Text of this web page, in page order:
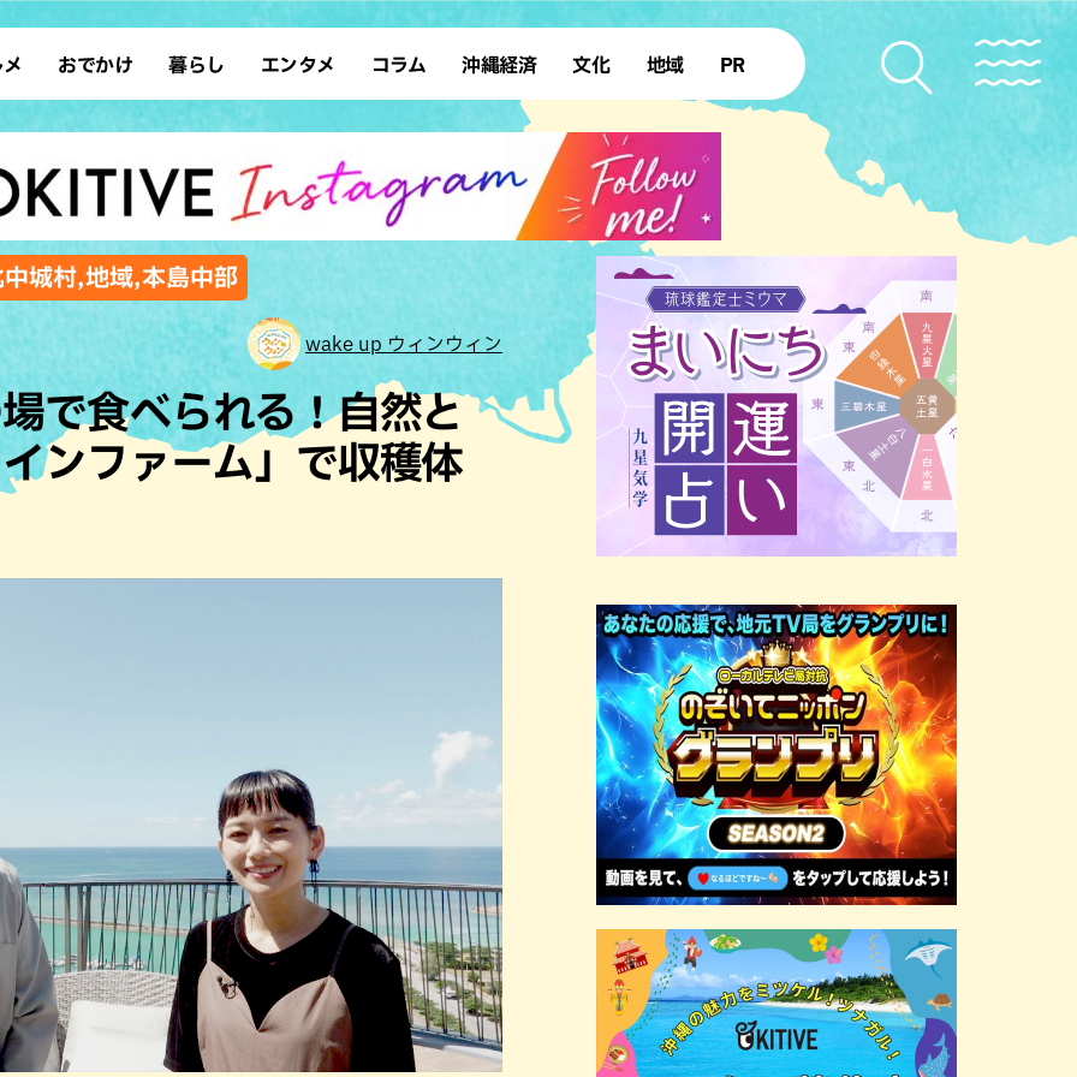
ン 沖縄そば
ウト カフェ
和食・日本料理
理 アジア・エスニック
フレンチ
・焼肉 焼鳥・串料理
肉料理 居酒屋・バー
イキング
おでかけ
デート ドライブ
散歩 ソロ活
歴史
アート
ホテル
サウナ 公園
沖縄の海
暮らし
レシピ SDGs
ファッション ローカルニュース
沖縄移住 沖縄旧暦行事
エンタメ
スポーツ 占い
タレント・芸人 テレビ
コラム 沖縄経済 文化
復帰50年
地域
本島北部
本島南部 先島諸島
北部離島
PR
城村,地域,本島中部
wake up ウィンウィン
で食べられる！自然と
ンファーム」で収穫体